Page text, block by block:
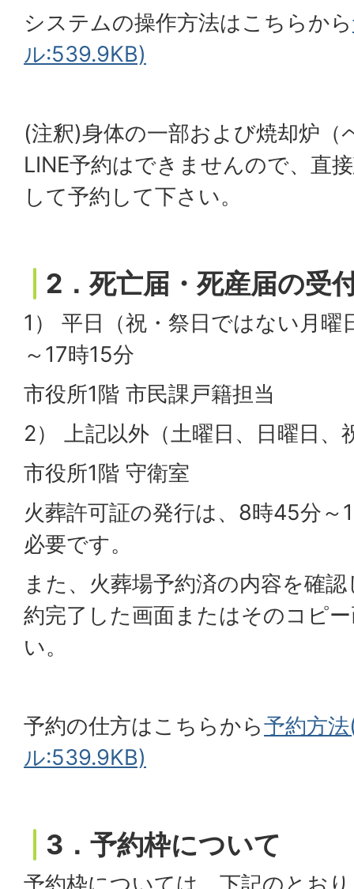
システムの操作方法はこちらから
ル:539.9KB)
(注釈)身体の一部および焼却炉（
LINE予約はできませんので、直
して予約して下さい。
2．死亡届・死産届の受
1） 平日（祝・祭日ではない月
～17時15分
市役所1階 市民課戸籍担当
2） 上記以外（土曜日、日曜日、
市役所1階 守衛室
火葬許可証の発行は、8時45分～
必要です。
また、火葬場予約済の内容を確
約完了した画面またはそのコピ
い。
予約の仕方はこちらから予約方
ル:539.9KB)
3．予約枠について